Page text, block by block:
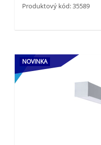
Produktový kód: 35589
NOVINKA